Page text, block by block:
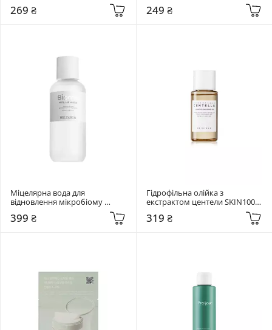
269 ₴ 249 ₴
Міцелярна вода для
відновлення мікробіому
Micellar Water
399 ₴
Гідрофільна олійка з
екстрактом центели SKIN1004
Light Cleansing Oil
319 ₴